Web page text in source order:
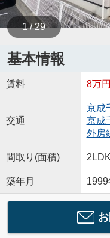
1 / 29
基本情報
賃料 8万円
交通
京成
京成
外房
間取り(面積)
築年月